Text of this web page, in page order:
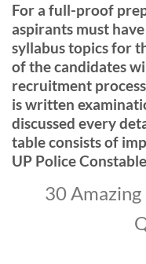
For a full-proof
aspirants must
syllabus topics for
of the candidates
recruitment
is written
discussed every
table consists of
UP Police
30